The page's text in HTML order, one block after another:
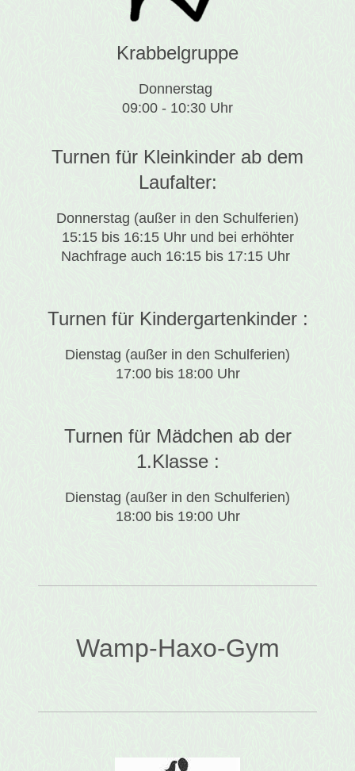
Krabbelgruppe
Donnerstag
09:00 - 10:30 Uhr
Turnen für Kleinkinder ab dem
Laufalter:
Donnerstag (außer in den Schulferien)
15:15 bis 16:15 Uhr und bei erhöhter
Nachfrage auch 16:15 bis 17:15 Uhr
Turnen für Kindergartenkinder :
Dienstag (außer in den Schulferien)
17:00 bis 18:00 Uhr
Turnen für Mädchen ab der
1.Klasse :
Dienstag (außer in den Schulferien)
18:00 bis 19:00 Uhr
Wamp-Haxo-Gym